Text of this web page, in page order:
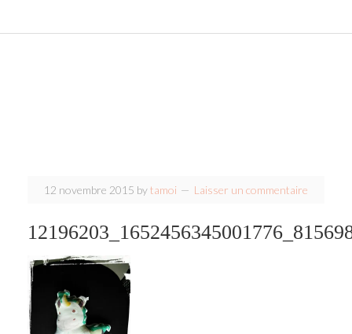
12 novembre 2015 bytamoi Laisser un commentaire